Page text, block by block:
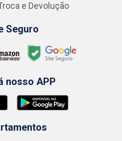
e Devolução
Seguro
nosso APP